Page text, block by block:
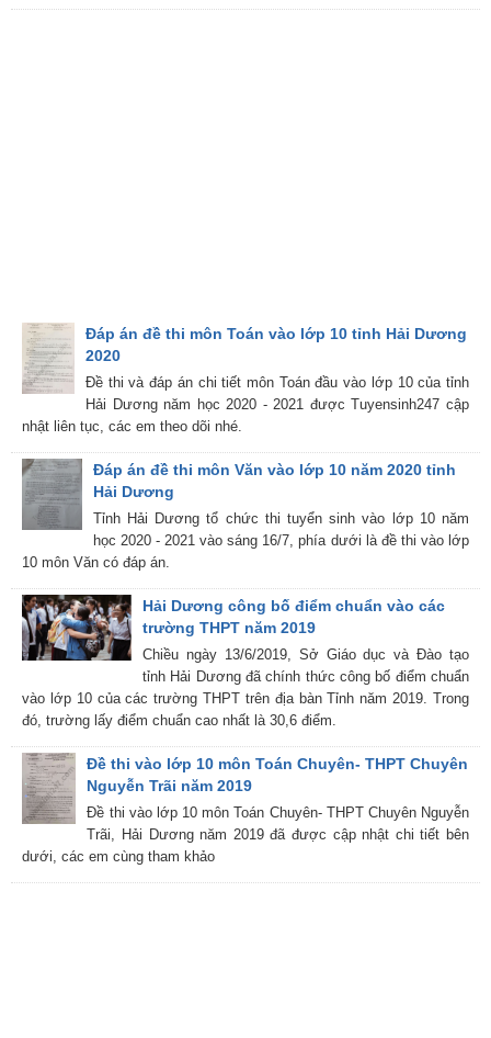
Đáp án đề thi môn Toán vào lớp 10 tỉnh Hải Dương
2020
Đề thi và đáp án chi tiết môn Toán đầu vào lớp 10 của tỉnh
Hải Dương năm học 2020 - 2021 được Tuyensinh247 cập
nhật liên tục, các em theo dõi nhé.
Đáp án đề thi môn Văn vào lớp 10 năm 2020 tỉnh
Hải Dương
Tỉnh Hải Dương tổ chức thi tuyển sinh vào lớp 10 năm
học 2020 - 2021 vào sáng 16/7, phía dưới là đề thi vào lớp
10 môn Văn có đáp án.
Hải Dương công bố điểm chuẩn vào các
trường THPT năm 2019
Chiều ngày 13/6/2019, Sở Giáo dục và Đào tạo
tỉnh Hải Dương đã chính thức công bố điểm chuẩn
vào lớp 10 của các trường THPT trên địa bàn Tỉnh năm 2019. Trong
đó, trường lấy điểm chuẩn cao nhất là 30,6 điểm.
Đề thi vào lớp 10 môn Toán Chuyên- THPT Chuyên
Nguyễn Trãi năm 2019
Đề thi vào lớp 10 môn Toán Chuyên- THPT Chuyên Nguyễn
Trãi, Hải Dương năm 2019 đã được cập nhật chi tiết bên
dưới, các em cùng tham khảo